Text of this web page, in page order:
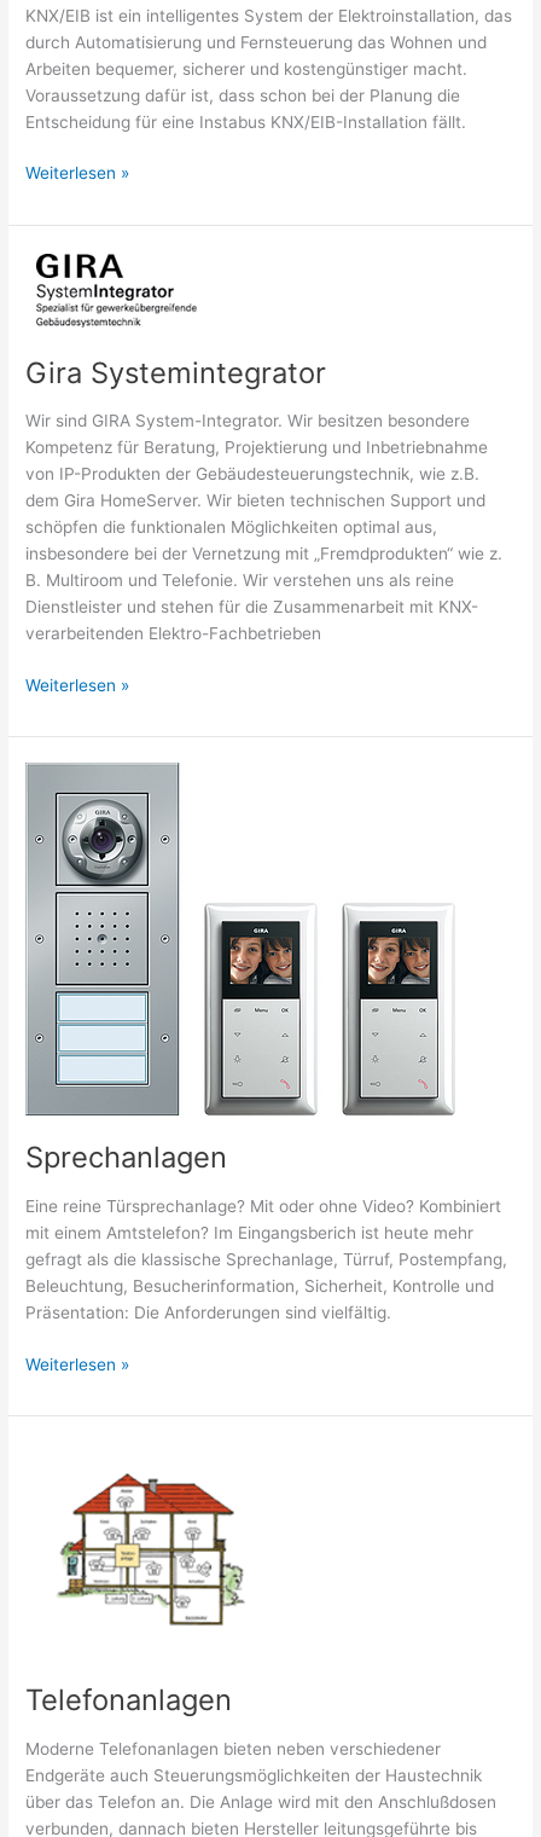
KNX/EIB ist ein intelligentes System der Elektroinstallation, das
durch Automatisierung und Fernsteuerung das Wohnen und
Arbeiten bequemer, sicherer und kostengünstiger macht.
Voraussetzung dafür ist, dass schon bei der Planung die
Entscheidung für eine Instabus KNX/EIB-Installation fällt.
KNX
Weiterlesen »
Gira Systemintegrator
Wir sind GIRA System-Integrator. Wir besitzen besondere
Kompetenz für Beratung, Projektierung und Inbetriebnahme
von IP-Produkten der Gebäudesteuerungstechnik, wie z.B.
dem Gira HomeServer. Wir bieten technischen Support und
schöpfen die funktionalen Möglichkeiten optimal aus,
insbesondere bei der Vernetzung mit „Fremdprodukten“ wie z.
B. Multiroom und Telefonie. Wir verstehen uns als reine
Dienstleister und stehen für die Zusammenarbeit mit KNX-
verarbeitenden Elektro-Fachbetrieben
Gira
Weiterlesen »
Sprechanlagen
Eine reine Türsprechanlage? Mit oder ohne Video? Kombiniert
mit einem Amtstelefon? Im Eingangsberich ist heute mehr
gefragt als die klassische Sprechanlage, Türruf, Postempfang,
Beleuchtung, Besucherinformation, Sicherheit, Kontrolle und
Präsentation: Die Anforderungen sind vielfältig.
Sprechanlagen
Weiterlesen »
Telefonanlagen
Moderne Telefonanlagen bieten neben verschiedener
Endgeräte auch Steuerungsmöglichkeiten der Haustechnik
über das Telefon an. Die Anlage wird mit den Anschlußdosen
verbunden, dannach bieten Hersteller leitungsgeführte bis